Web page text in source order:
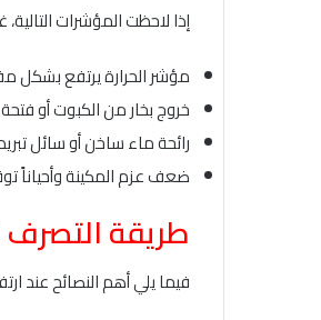
إذا لاحظت المؤشرات
مؤشر الحرارة يرتفع
خروج بخار من الكبوت أو فتحة
رائحة ماء ساخن أو سائل
ضعف عزم المكينة وأحياناً
طريقة التصرف
فيما يلي أهم النصائح عند